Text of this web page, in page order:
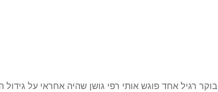
בוקר רגיל אחד פוגש אותי רפי גושן שהיה אחראי על גידול